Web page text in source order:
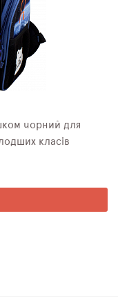
чорний для
класів